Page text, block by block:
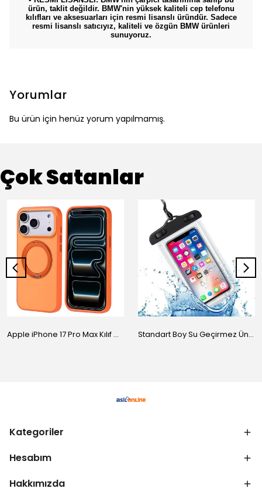
ürün, taklit değildir. BMW'nin yüksek kaliteli cep telefonu
kılıfları ve aksesuarları için resmi lisanslı üründür. Sadece
resmi lisanslı satıcıyız, kaliteli ve özgün BMW ürünleri
sunuyoruz.
Yorumlar
Bu ürün için henüz yorum yapılmamış.
Çok Satanlar
Apple iPhone 17 Pro Max Kılıf M-Safe Şarj Özellikli Standlı Zore Proton Silikon Kapak Standart Boy Su Geçirmez Üniversal Kılıf
Kategoriler
Hesabım
Hakkımızda